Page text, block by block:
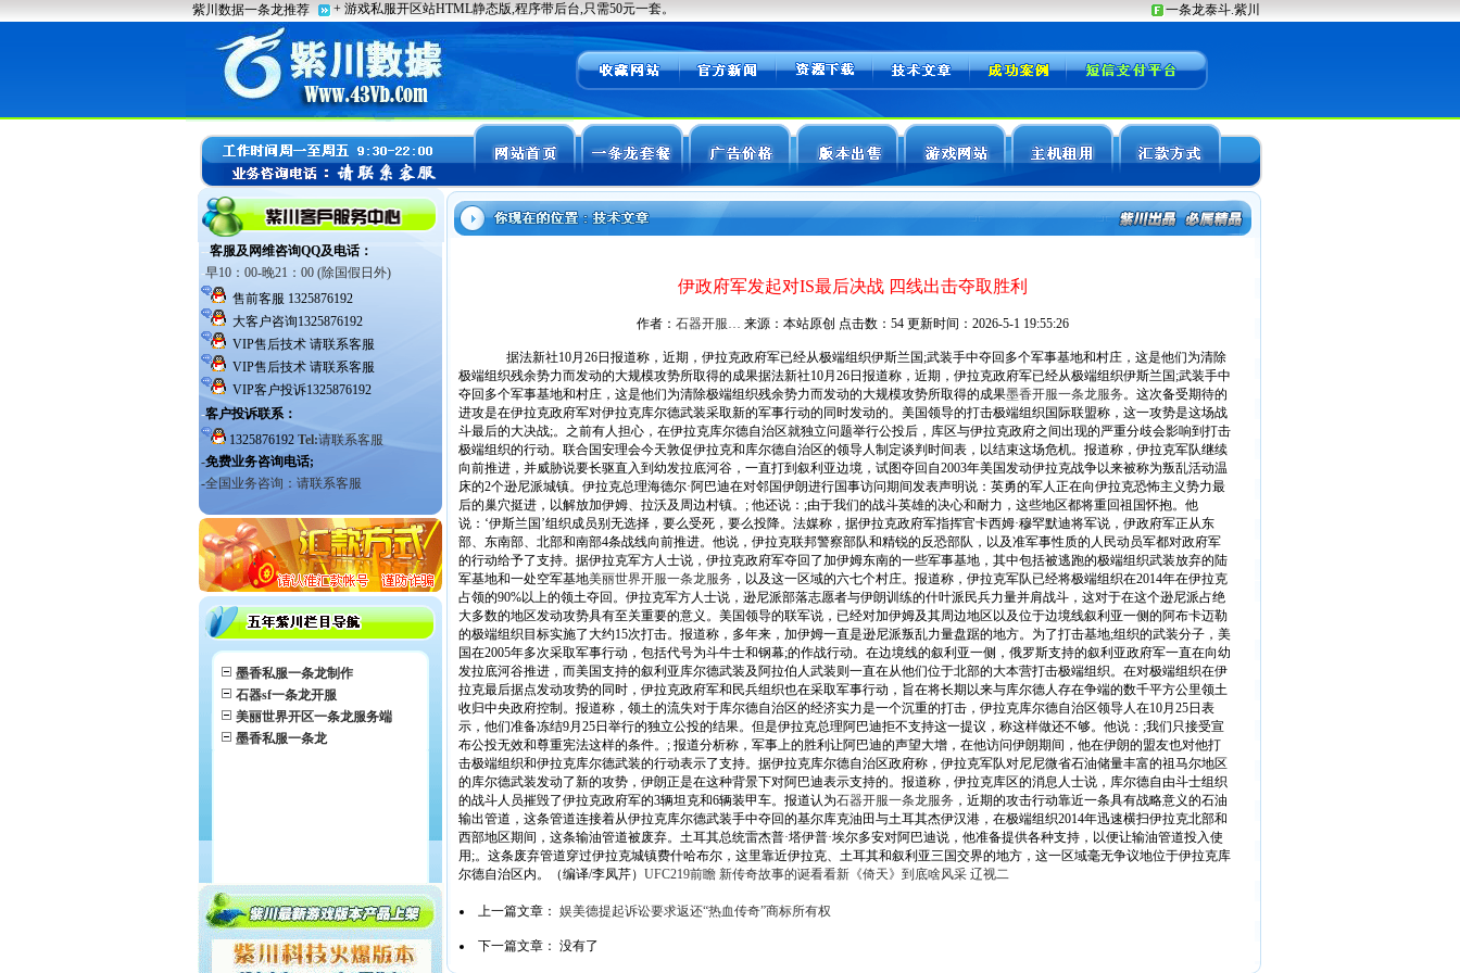
墨香私服一条龙制作
石器sf一条龙开服
美丽世界开区一条龙服务端
墨香私服一条龙
伊政府军发起对IS最后决战 四线出击夺取胜利
作者： 石器开服… 来源：本站原创 点击数： 54 更新时间：2026-5-1 19:55:26
据法新社10月26日报道称，近期，伊拉克政府军已经从极端组织伊斯兰国;武装手中夺回多个军事基地和村庄，这是他们为清除
极端组织残余势力而发动的大规模攻势所取得的成果据法新社10月26日报道称，近期，伊拉克政府军已经从极端组织伊斯兰国;武装手中
夺回多个军事基地和村庄，这是他们为清除极端组织残余势力而发动的大规模攻势所取得的成果墨香开服一条龙服务。这次备受期待的
进攻是在伊拉克政府军对伊拉克库尔德武装采取新的军事行动的同时发动的。美国领导的打击极端组织国际联盟称，这一攻势是这场战
斗最后的大决战;。之前有人担心，在伊拉克库尔德自治区就独立问题举行公投后，库区与伊拉克政府之间出现的严重分歧会影响到打击
极端组织的行动。联合国安理会今天敦促伊拉克和库尔德自治区的领导人制定谈判时间表，以结束这场危机。报道称，伊拉克军队继续
向前推进，并威胁说要长驱直入到幼发拉底河谷，一直打到叙利亚边境，试图夺回自2003年美国发动伊拉克战争以来被称为叛乱活动温
床的2个逊尼派城镇。伊拉克总理海德尔·阿巴迪在对邻国伊朗进行国事访问期间发表声明说：英勇的军人正在向伊拉克恐怖主义势力最
后的巢穴挺进，以解放加伊姆、拉沃及周边村镇。; 他还说：;由于我们的战斗英雄的决心和耐力，这些地区都将重回祖国怀抱。他
说：‘伊斯兰国’组织成员别无选择，要么受死，要么投降。法媒称，据伊拉克政府军指挥官卡西姆·穆罕默迪将军说，伊政府军正从东
部、东南部、北部和南部4条战线向前推进。他说，伊拉克联邦警察部队和精锐的反恐部队，以及准军事性质的人民动员军都对政府军
的行动给予了支持。据伊拉克军方人士说，伊拉克政府军夺回了加伊姆东南的一些军事基地，其中包括被逃跑的极端组织武装放弃的陆
军基地和一处空军基地美丽世界开服一条龙服务 ，以及这一区域的六七个村庄。报道称，伊拉克军队已经将极端组织在2014年在伊拉克
占领的90%以上的领土夺回。伊拉克军方人士说，逊尼派部落志愿者与伊朗训练的什叶派民兵力量并肩战斗，这对于在这个逊尼派占绝
大多数的地区发动攻势具有至关重要的意义。美国领导的联军说，已经对加伊姆及其周边地区以及位于边境线叙利亚一侧的阿布卡迈勒
的极端组织目标实施了大约15次打击。报道称，多年来，加伊姆一直是逊尼派叛乱力量盘踞的地方。为了打击基地;组织的武装分子，美
国在2005年多次采取军事行动，包括代号为斗牛士和钢幕;的作战行动。在边境线的叙利亚一侧，俄罗斯支持的叙利亚政府军一直在向幼
发拉底河谷推进，而美国支持的叙利亚库尔德武装及阿拉伯人武装则一直在从他们位于北部的大本营打击极端组织。在对极端组织在伊
拉克最后据点发动攻势的同时，伊拉克政府军和民兵组织也在采取军事行动，旨在将长期以来与库尔德人存在争端的数千平方公里领土
收归中央政府控制。报道称，领土的流失对于库尔德自治区的经济实力是一个沉重的打击，伊拉克库尔德自治区领导人在10月25日表
示，他们准备冻结9月25日举行的独立公投的结果。但是伊拉克总理阿巴迪拒不支持这一提议，称这样做还不够。他说：;我们只接受宣
布公投无效和尊重宪法这样的条件。; 报道分析称，军事上的胜利让阿巴迪的声望大增，在他访问伊朗期间，他在伊朗的盟友也对他打
击极端组织和伊拉克库尔德武装的行动表示了支持。据伊拉克库尔德自治区政府称，伊拉克军队对尼尼微省石油储量丰富的祖马尔地区
的库尔德武装发动了新的攻势，伊朗正是在这种背景下对阿巴迪表示支持的。报道称，伊拉克库区的消息人士说，库尔德自由斗士组织
的战斗人员摧毁了伊拉克政府军的3辆坦克和6辆装甲车。报道认为石器开服一条龙服务 ，近期的攻击行动靠近一条具有战略意义的石油
输出管道，这条管道连接着从伊拉克库尔德武装手中夺回的基尔库克油田与土耳其杰伊汉港，在极端组织2014年迅速横扫伊拉克北部和
西部地区期间，这条输油管道被废弃。土耳其总统雷杰普·塔伊普·埃尔多安对阿巴迪说，他准备提供各种支持，以便让输油管道投入使
用;。这条废弃管道穿过伊拉克城镇费什哈布尔，这里靠近伊拉克、土耳其和叙利亚三国交界的地方，这一区域毫无争议地位于伊拉克库
尔德自治区内。（编译/李凤芹） UFC219前瞻 新传奇故事的诞看看新《倚天》到底啥风采 辽视二
上一篇文章： 娱美德提起诉讼要求返还“热血传奇”商标所有权
下一篇文章： 没有了